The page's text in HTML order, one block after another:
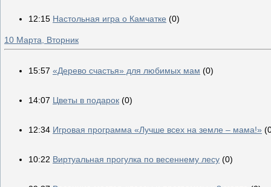
12:15 Настольная игра о Камчатке (0)
10 Марта, Вторник
15:57 «Дерево счастья» для любимых мам (0)
14:07 Цветы в подарок (0)
12:34 Игровая программа «Лучше всех на земле – мама!»
10:22 Виртуальная прогулка по весеннему лесу (0)